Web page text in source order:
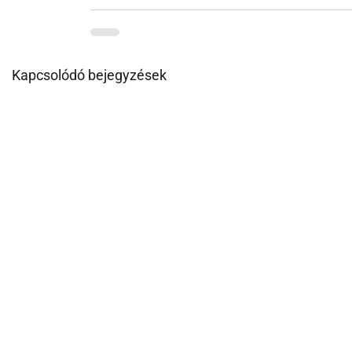
Kapcsolódó bejegyzések